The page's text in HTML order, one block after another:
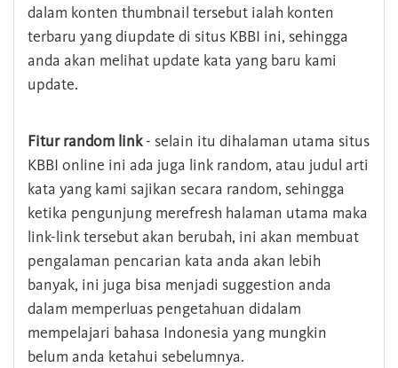
dalam konten thumbnail tersebut ialah konten
terbaru yang diupdate di situs KBBI ini, sehingga
anda akan melihat update kata yang baru kami
update.
Fitur random link- selain itu dihalaman utama situs
KBBI online ini ada juga link random, atau judul arti
kata yang kami sajikan secara random, sehingga
ketika pengunjung merefresh halaman utama maka
link-link tersebut akan berubah, ini akan membuat
pengalaman pencarian kata anda akan lebih
banyak, ini juga bisa menjadi suggestion anda
dalam memperluas pengetahuan didalam
mempelajari bahasa Indonesia yang mungkin
belum anda ketahui sebelumnya.